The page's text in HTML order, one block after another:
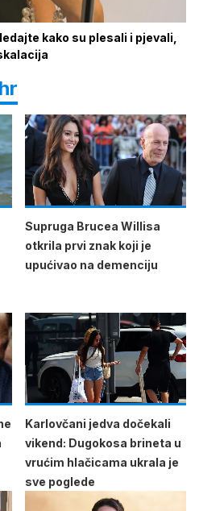
kako su plesali i pjevali,
Supruga Brucea Willisa
otkrila prvi znak koji je
upućivao na demenciju
Karlovčani jedva dočekali
vikend: Dugokosa brineta u
vrućim hlačicama ukrala je
sve poglede